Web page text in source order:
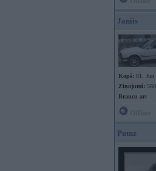
Janiis
Kopš: 01. Jun
Ziņojumi: 560
Braucu ar:
Putnz